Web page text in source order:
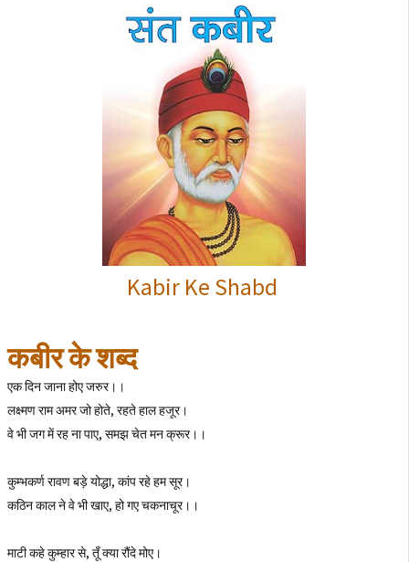
Kabir Ke Shabd
कबीर के शब्द
एक दिन जाना होए जरुर।।
लक्ष्मण राम अमर जो होते, रहते हाल हजूर।
वे भी जग में रह ना पाए, समझ चेत मन क्रूर।।
कुम्भकर्ण रावण बड़े योद्धा, कांप रहे हम सूर।
कठिन काल ने वे भी खाए, हो गए चकनाचूर।।
माटी कहे कुम्हार से, तूँ क्या रौंदे मोए।